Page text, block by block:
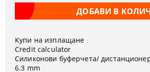
Купи на изплащане
Credit calculator
Силиконови буферчета/
6.3 mm